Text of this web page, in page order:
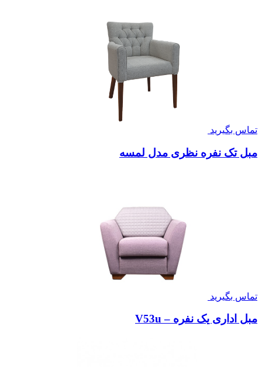
تماس بگیرید
مبل تک نفره نظری مدل لمسه
تماس بگیرید
مبل اداری یک نفره – V53u